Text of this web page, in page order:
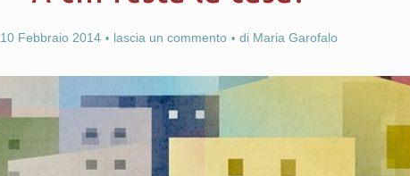
10 Febbraio 2014 lascia un commento di Maria Garofalo